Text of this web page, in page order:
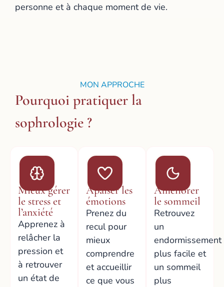
personne et à chaque moment de vie.
MON APPROCHE
Pourquoi pratiquer la
sophrologie ?
Mieux gérer
le stress et
l’anxiété
Apprenez à
relâcher la
pression et
à retrouver
un état de
Apaiser les
émotions
Prenez du
recul pour
mieux
comprendre
et accueillir
ce que vous
Améliorer
le sommeil
Retrouvez
un
endormissement
plus facile et
un sommeil
plus